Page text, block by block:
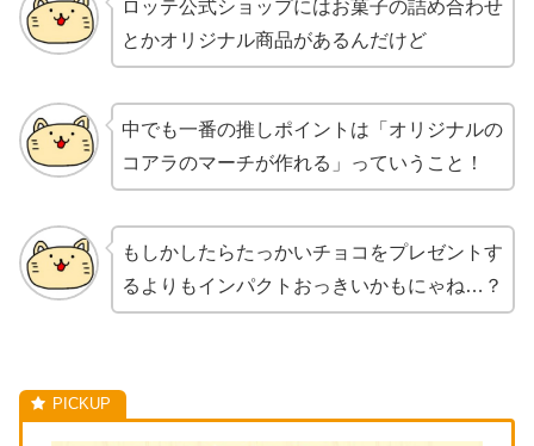
ロッテ公式ショップにはお菓子の詰め合わせ
とかオリジナル商品があるんだけど
中でも一番の推しポイントは「オリジナルの
コアラのマーチが作れる」っていうこと！
もしかしたらたっかいチョコをプレゼントす
るよりもインパクトおっきいかもにゃね…？